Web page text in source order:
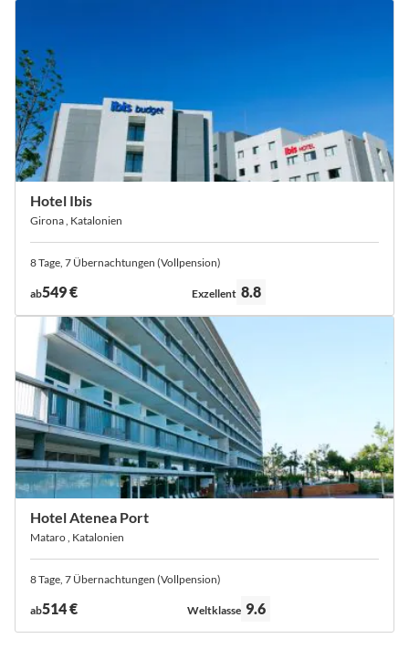
Hotel Ibis
Girona , Katalonien
8 Tage, 7 Übernachtungen (Vollpension)
ab549 € Bewertung:
Exzellent 8.8
Hotel Atenea Port
Mataro , Katalonien
8 Tage, 7 Übernachtungen (Vollpension)
ab514 € Bewertung:
Weltklasse 9.6